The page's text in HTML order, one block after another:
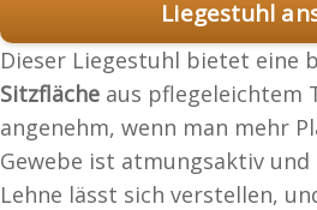
Liegestuhl
Dieser Liegestuhl bietet eine
Sitzfläche aus pflegeleichtem
angenehm, wenn man mehr
Gewebe ist atmungsaktiv
Lehne lässt sich verstellen,